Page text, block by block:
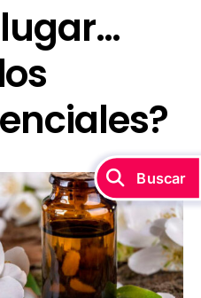
Buscar